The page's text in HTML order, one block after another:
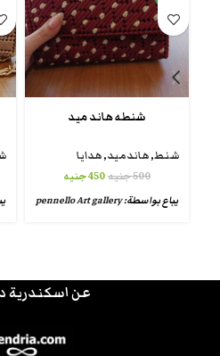
شنطه هاند ميد
شنط,هاندميد,هدايا
500جنيه450جنيه
يباع بواسطة:pennello Art gallery
عن اسكندرية